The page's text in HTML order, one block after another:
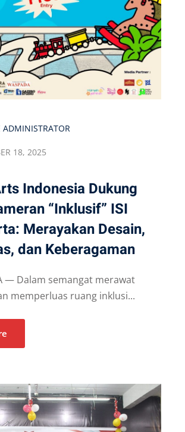
ADMINISTRATOR
18, 2025
Indonesia Dukung
“Inklusif” ISI
Merayakan Desain,
dan Keberagaman
— Dalam semangat merawat
memperluas ruang inklusi...